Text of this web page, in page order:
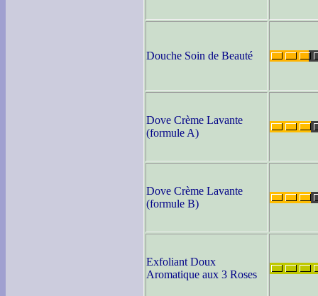
Douche Soin de Beauté
Dove Crème Lavante
(formule A)
Dove Crème Lavante
(formule B)
Exfoliant Doux
Aromatique aux 3 Roses